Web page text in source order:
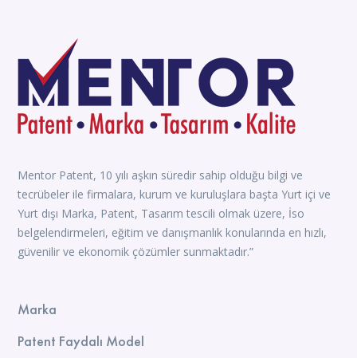
Mentor Patent, 10 yılı aşkın süredir sahip olduğu bilgi ve
tecrübeler ile firmalara, kurum ve kuruluşlara başta Yurt içi ve
Yurt dışı Marka, Patent, Tasarım tescili olmak üzere, İso
belgelendirmeleri, eğitim ve danışmanlık konularında en hızlı,
güvenilir ve ekonomik çözümler sunmaktadır.”
Marka
Patent Faydalı Model